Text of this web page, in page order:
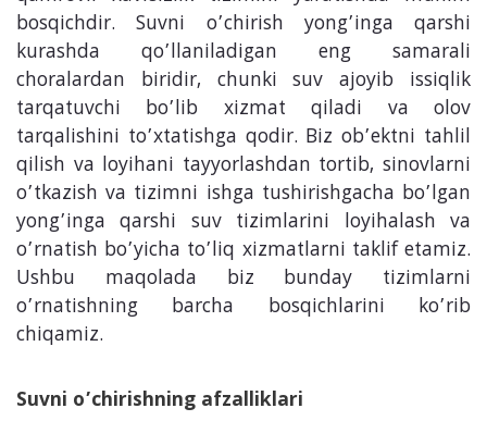
bosqichdir. Suvni o’chirish yong’inga qarshi
kurashda qo’llaniladigan eng samarali
choralardan biridir, chunki suv ajoyib issiqlik
tarqatuvchi bo’lib xizmat qiladi va olov
tarqalishini to’xtatishga qodir. Biz ob’ektni tahlil
qilish va loyihani tayyorlashdan tortib, sinovlarni
o’tkazish va tizimni ishga tushirishgacha bo’lgan
yong’inga qarshi suv tizimlarini loyihalash va
o’rnatish bo’yicha to’liq xizmatlarni taklif etamiz.
Ushbu maqolada biz bunday tizimlarni
o’rnatishning barcha bosqichlarini ko’rib
chiqamiz.
Suvni o’chirishning afzalliklari